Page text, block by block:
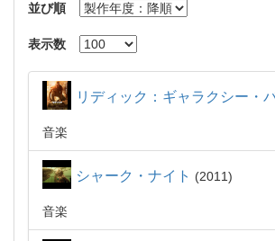
並び順
表示数
リディック：ギャラクシー・
音楽
シャーク・ナイト 2011
音楽